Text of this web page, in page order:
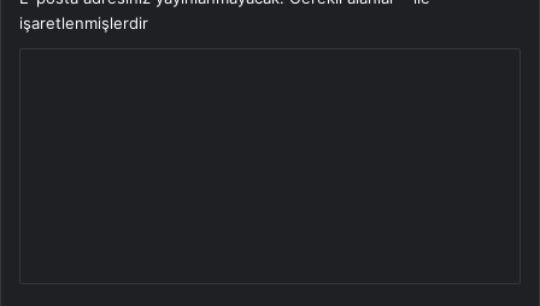
işaretlenmişlerdir